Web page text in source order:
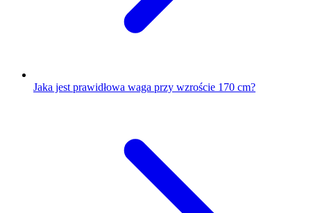
Jaka jest prawidłowa waga przy wzroście 170 cm?